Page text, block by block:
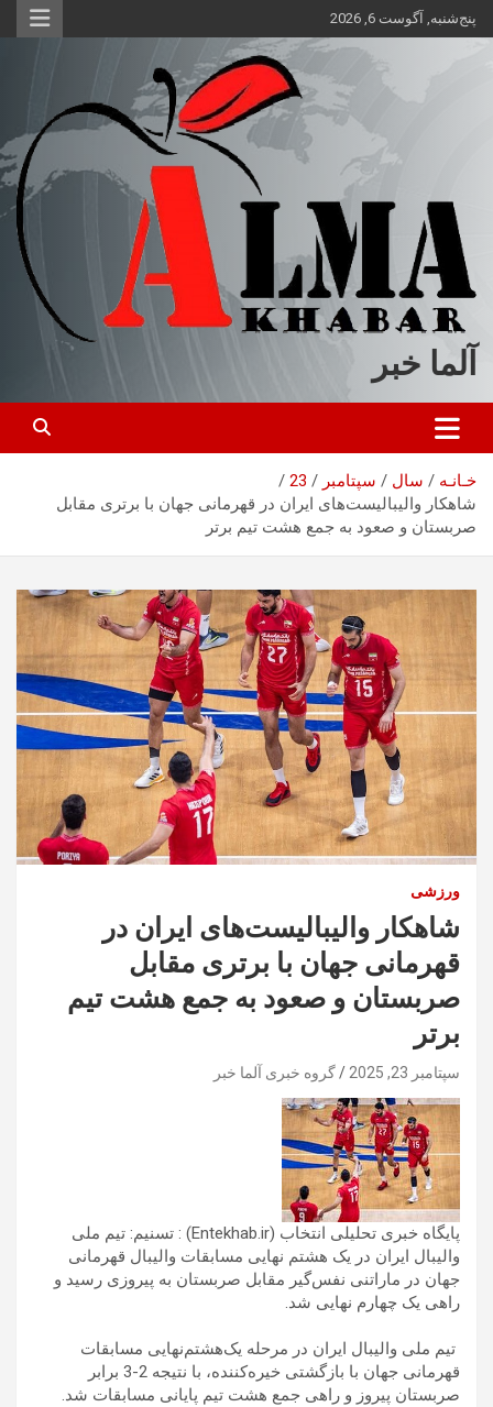
محتوا
پنج‌شنبه, آگوست 6, 2026
آلما خبر
خـانـه سال سپتامبر
23
شاهکار والیبالیست‌های ایران در قهرمانی جهان با برتری مقابل
صربستان و صعود به جمع هشت تیم برتر
ورزشی
شاهکار والیبالیست‌های ایران در
قهرمانی جهان با برتری مقابل
صربستان و صعود به جمع هشت تیم
برتر
سپتامبر 23, 2025 گروه خبری آلما خبر
پایگاه خبری تحلیلی انتخاب (Entekhab.ir) : تسنیم: تیم ملی
والیبال ایران در یک هشتم نهایی مسابقات والیبال قهرمانی
جهان در ماراتنی نفس‌گیر مقابل صربستان به پیروزی رسید و
راهی یک چهارم نهایی شد.
تیم ملی والیبال ایران در مرحله یک‌هشتم‌نهایی مسابقات
قهرمانی جهان با بازگشتی خیره‌کننده، با نتیجه 2-3 برابر
صربستان پیروز و راهی جمع هشت تیم پایانی مسابقات شد.